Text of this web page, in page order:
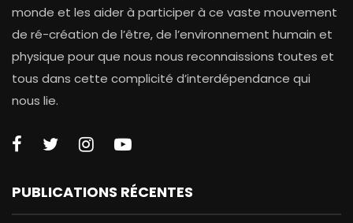
monde et les aider à participer à ce vaste mouvement
de ré-création de l’être, de l’environnement humain et
physique pour que nous nous reconnaissions toutes et
tous dans cette complicité d’interdépendance qui
nous lie.
PUBLICATIONS RÉCENTES